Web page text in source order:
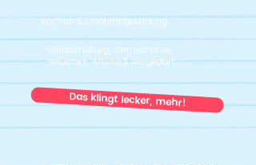
Kochen & Ernährungsbildung
Wilhelmsburg, Sternschanze,
Neustadt, Altona & Bergedorf
Das klingt lecker, mehr!